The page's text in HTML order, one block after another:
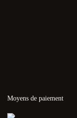
Moyens de paiement